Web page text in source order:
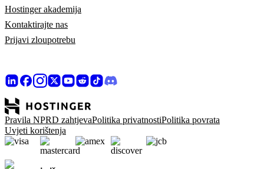
Hostinger akademija
Kontaktirajte nas
Prijavi zloupotrebu
Pravila NPRD zahtjevaPolitika privatnostiPolitika povrata
Uvjeti korištenja